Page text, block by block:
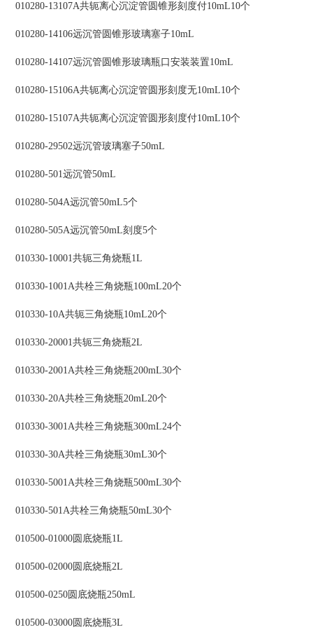
010280-13107A共轭离心沉淀管圆锥形刻度付10mL10个
010280-14106远沉管圆锥形玻璃塞子10mL
010280-14107远沉管圆锥形玻璃瓶口安装装置10mL
010280-15106A共轭离心沉淀管圆形刻度无10mL10个
010280-15107A共轭离心沉淀管圆形刻度付10mL10个
010280-29502远沉管玻璃塞子50mL
010280-501远沉管50mL
010280-504A远沉管50mL5个
010280-505A远沉管50mL刻度5个
010330-10001共轭三角烧瓶1L
010330-1001A共栓三角烧瓶100mL20个
010330-10A共轭三角烧瓶10mL20个
010330-20001共轭三角烧瓶2L
010330-2001A共栓三角烧瓶200mL30个
010330-20A共栓三角烧瓶20mL20个
010330-3001A共栓三角烧瓶300mL24个
010330-30A共栓三角烧瓶30mL30个
010330-5001A共栓三角烧瓶500mL30个
010330-501A共栓三角烧瓶50mL30个
010500-01000圆底烧瓶1L
010500-02000圆底烧瓶2L
010500-0250圆底烧瓶250mL
010500-03000圆底烧瓶3L